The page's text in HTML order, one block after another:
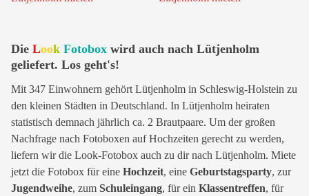
Die Look Fotobox wird auch nach Lütjenholm
geliefert. Los geht's!
Mit 347 Einwohnern gehört Lütjenholm in Schleswig-Holstein zu
den kleinen Städten in Deutschland. In Lütjenholm heiraten
statistisch demnach jährlich ca. 2 Brautpaare. Um der großen
Nachfrage nach Fotoboxen auf Hochzeiten gerecht zu werden,
liefern wir die Look-Fotobox auch zu dir nach Lütjenholm. Miete
jetzt die Fotobox für eine Hochzeit, eine Geburtstagsparty, zur
Jugendweihe, zum Schuleingang, für ein Klassentreffen, für